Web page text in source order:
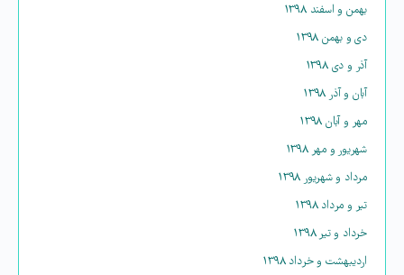
بهمن و اسفند ۱۳۹۸
دی و بهمن ۱۳۹۸
آذر و دی ۱۳۹۸
آبان و آذر ۱۳۹۸
مهر و آبان ۱۳۹۸
شهریور و مهر ۱۳۹۸
مرداد و شهریور ۱۳۹۸
تیر و مرداد ۱۳۹۸
خرداد و تیر ۱۳۹۸
اردیبهشت و خرداد ۱۳۹۸